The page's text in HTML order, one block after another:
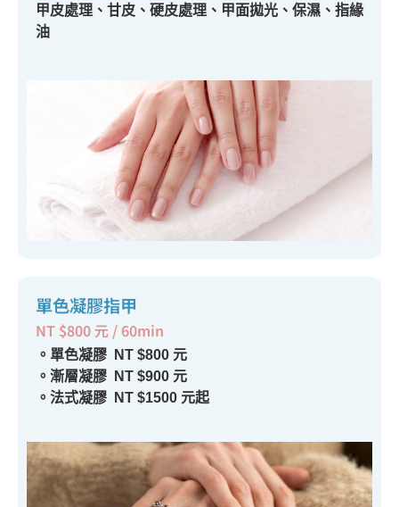
甲皮處理、甘皮、硬皮處理、甲面拋光、保濕、指緣
油
單色凝膠指甲
NT $800 元 / 60min
。單色凝膠 NT $800 元
。漸層凝膠 NT $900 元
。法式凝膠 NT $1500 元起